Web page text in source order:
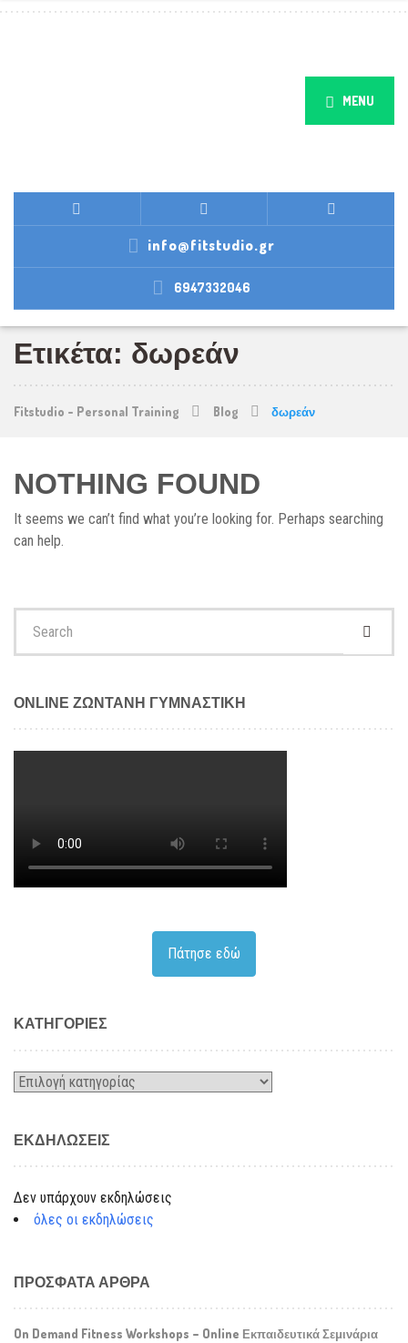
MENU
info@fitstudio.gr
6947332046
Ετικέτα: δωρεάν
Fitstudio - Personal Training Blog δωρεάν
NOTHING FOUND
It seems we can’t find what you’re looking for. Perhaps searching
can help.
ONLINE ΖΩΝΤΑΝΗ ΓΥΜΝΑΣΤΙΚΗ
Πάτησε εδώ
KΑΤΗΓΟΡΊΕΣ
Kατηγορίες
ΕΚΔΗΛΏΣΕΙΣ
Δεν υπάρχουν εκδηλώσεις
όλες οι εκδηλώσεις
ΠΡΌΣΦΑΤΑ ΆΡΘΡΑ
On Demand Fitness Workshops – Online Εκπαιδευτικά Σεμινάρια